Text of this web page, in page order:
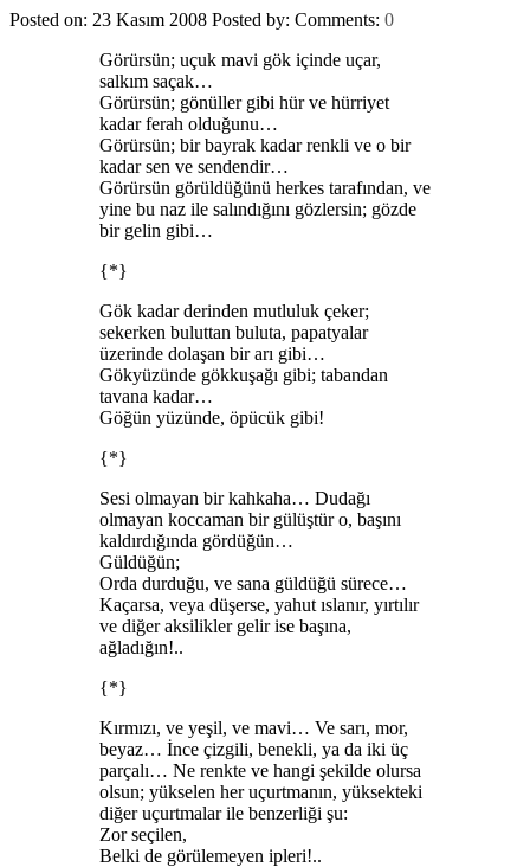
Posted on: 23 Kasım 2008 Posted by: Comments: 0
Görürsün; uçuk mavi gök içinde uçar,
salkım saçak…
Görürsün; gönüller gibi hür ve hürriyet
kadar ferah olduğunu…
Görürsün; bir bayrak kadar renkli ve o bir
kadar sen ve sendendir…
Görürsün görüldüğünü herkes tarafından, ve
yine bu naz ile salındığını gözlersin; gözde
bir gelin gibi…
{*}
Gök kadar derinden mutluluk çeker;
sekerken buluttan buluta, papatyalar
üzerinde dolaşan bir arı gibi…
Gökyüzünde gökkuşağı gibi; tabandan
tavana kadar…
Göğün yüzünde, öpücük gibi!
{*}
Sesi olmayan bir kahkaha… Dudağı
olmayan koccaman bir gülüştür o, başını
kaldırdığında gördüğün…
Güldüğün;
Orda durduğu, ve sana güldüğü sürece…
Kaçarsa, veya düşerse, yahut ıslanır, yırtılır
ve diğer aksilikler gelir ise başına,
ağladığın!..
{*}
Kırmızı, ve yeşil, ve mavi… Ve sarı, mor,
beyaz… İnce çizgili, benekli, ya da iki üç
parçalı… Ne renkte ve hangi şekilde olursa
olsun; yükselen her uçurtmanın, yüksekteki
diğer uçurtmalar ile benzerliği şu:
Zor seçilen,
Belki de görülemeyen ipleri!..